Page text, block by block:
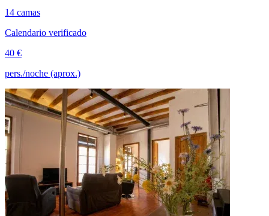
14 camas
Calendario verificado
40 €
pers./noche (aprox.)